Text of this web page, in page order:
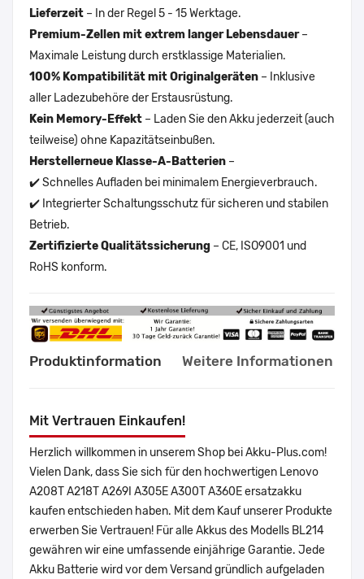
Lieferzeit – In der Regel 5 - 15 Werktage.
Premium-Zellen mit extrem langer Lebensdauer–
Maximale Leistung durch erstklassige Materialien.
100% Kompatibilität mit Originalgeräten – Inklusive
aller Ladezubehöre der Erstausrüstung.
Kein Memory-Effekt – Laden Sie den Akku jederzeit (auch
teilweise) ohne Kapazitätseinbußen.
Herstellerneue Klasse-A-Batterien –
✔️ Schnelles Aufladen bei minimalem Energieverbrauch.
✔️ Integrierter Schaltungsschutz für sicheren und stabilen
Betrieb.
Zertifizierte Qualitätssicherung – CE, ISO9001 und
RoHS konform.
Produktinformation Weitere Informationen
Mit Vertrauen Einkaufen!
Herzlich willkommen in unserem Shop bei Akku-Plus.com!
Vielen Dank, dass Sie sich für den hochwertigen Lenovo
A208T A218T A269I A305E A300T A360E ersatzakku
kaufen entschieden haben. Mit dem Kauf unserer Produkte
erwerben Sie Vertrauen! Für alle Akkus des Modells BL214
gewähren wir eine umfassende einjährige Garantie. Jede
Akku Batterie wird vor dem Versand gründlich aufgeladen